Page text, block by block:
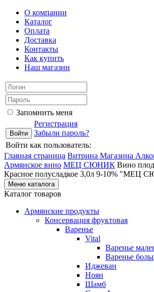
О компании
Каталог
Оплата
Доставка
Контакты
Как купить
Наш магазин
Запомнить меня
Регистрация
Забыли пароль?
Войти как пользователь:
Главная страница Витрина Магазина
Армянское вино МЕЦ СЮНИК Вино
Красное полусладкое 3,0л 9-10% "МЕЦ
Меню каталога
Каталог товаров
Армянские продукты
Консервация фруктовая
Варенье
Vital
Варенье
Варенье
Иджеван
Ноян
Шамб